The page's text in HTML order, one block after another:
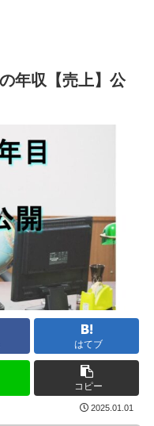
年収【売上】公
はてブ
コピー
2025.01.01